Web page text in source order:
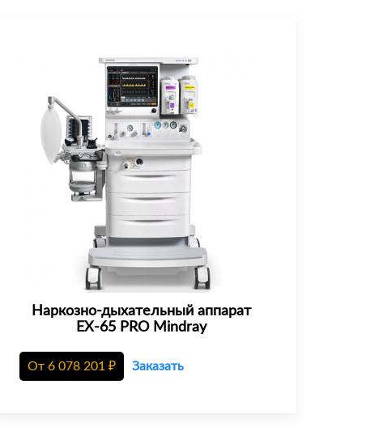
Наркозно-дыхательный аппарат
EX-65 PRO Mindray
От 6 078 201 ₽ Заказать